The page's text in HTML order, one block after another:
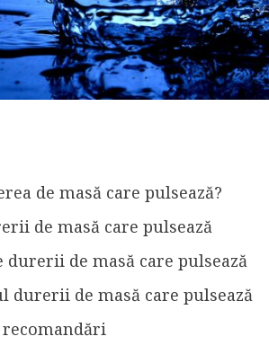
de masă care pulsează?
de masă care pulsează
durerii de masă care pulsează
durerii de masă care pulsează